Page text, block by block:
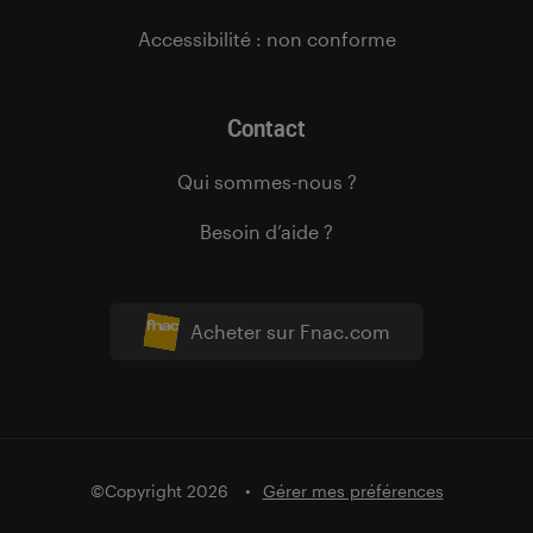
Acheter sur Fnac.com
Accessibilité : non conforme
Contact
Qui sommes-nous ?
Besoin d’aide ?
©Copyright 2026 Gérer mes préférences